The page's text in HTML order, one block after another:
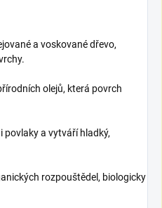
a voskované dřevo,
olejů, která povrch
povlaky a vytváří hladký,
rozpouštědel, biologicky